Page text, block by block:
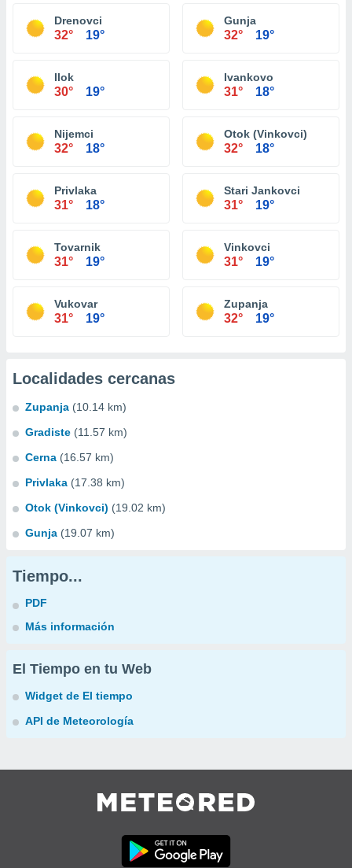
Drenovci
32° 19°
Gunja
32° 19°
Ilok
30° 19°
Ivankovo
31° 18°
Nijemci
32° 18°
Otok (Vinkovci)
32° 18°
Privlaka
31° 18°
Stari Jankovci
31° 19°
Tovarnik
31° 19°
Vinkovci
31° 19°
Vukovar
31° 19°
Zupanja
32° 19°
Localidades cercanas
Zupanja (10.14 km)
Gradiste (11.57 km)
Cerna (16.57 km)
Privlaka (17.38 km)
Otok (Vinkovci) (19.02 km)
Gunja (19.07 km)
Tiempo...
PDF
Más información
El Tiempo en tu Web
Widget de El tiempo
API de Meteorología